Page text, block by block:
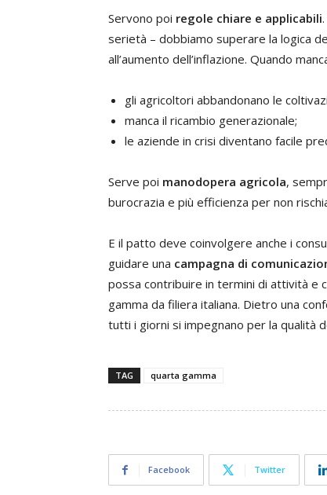
Servono poi regole chiare e applicabili
serietà – dobbiamo superare la logica
all’aumento dell’inflazione. Quando
gli agricoltori abbandonano le
manca il ricambio generazionale;
le aziende in crisi diventano facile
Serve poi manodopera agricola,
burocrazia e più efficienza per non
E il patto deve coinvolgere anche i
guidare una campagna di
possa contribuire in termini di attività e
gamma da filiera italiana. Dietro una
tutti i giorni si impegnano per la qualità
TAG quarta gamma
Facebook Twitter